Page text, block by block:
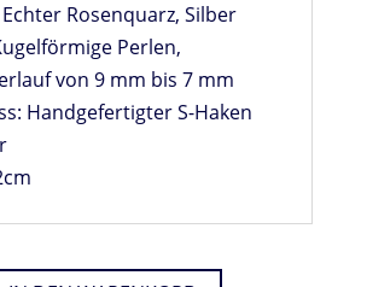
Rosenquarz, Silber
Perlen,
von 9 mm bis 7 mm
Handgefertigter S-Haken